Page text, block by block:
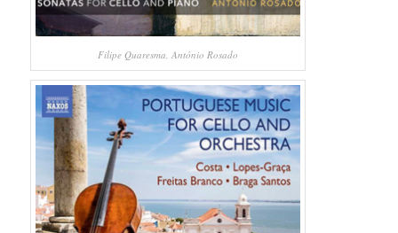
Filipe Quaresma, António Rosado